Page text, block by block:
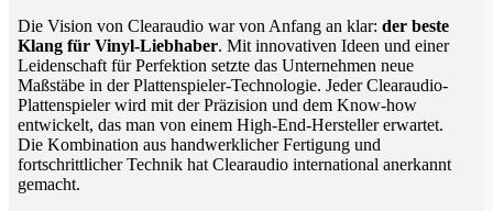
Die Vision von Clearaudio war von Anfang an klar: der beste
Klang für Vinyl-Liebhaber. Mit innovativen Ideen und einer
Leidenschaft für Perfektion setzte das Unternehmen neue
Maßstäbe in der Plattenspieler-Technologie. Jeder Clearaudio-
Plattenspieler wird mit der Präzision und dem Know-how
entwickelt, das man von einem High-End-Hersteller erwartet.
Die Kombination aus handwerklicher Fertigung und
fortschrittlicher Technik hat Clearaudio international anerkannt
gemacht.